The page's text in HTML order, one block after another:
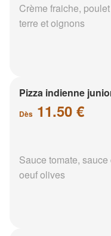
Crème fraiche,
terre et oignons
Pizza indienne
Dès 11.50 €
Sauce tomate,
oeuf olives